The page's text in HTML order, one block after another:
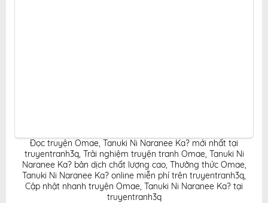
Đọc truyện Omae, Tanuki Ni Naranee Ka? mới nhất tại
truyentranh3q, Trải nghiệm truyện tranh Omae, Tanuki Ni
Naranee Ka? bản dịch chất lượng cao, Thưởng thức Omae,
Tanuki Ni Naranee Ka? online miễn phí trên truyentranh3q,
Cập nhật nhanh truyện Omae, Tanuki Ni Naranee Ka? tại
truyentranh3q